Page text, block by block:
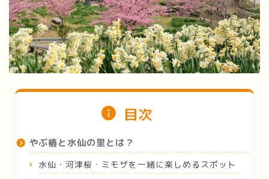
目次
やぶ椿と水仙の里とは？
水仙・河津桜・ミモザを一緒に楽しめるスポット